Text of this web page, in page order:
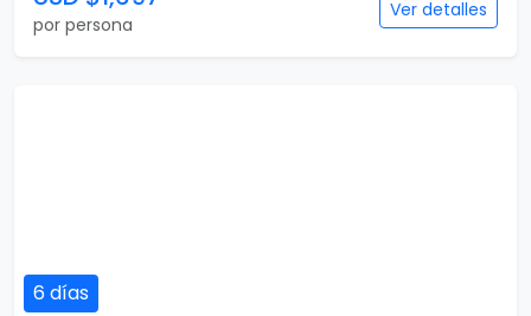
por persona
Ver detalles
6 días